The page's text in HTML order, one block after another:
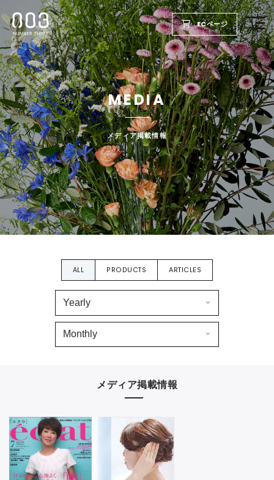
ECページ
MEDIA
メディア掲載情報
ALL PRODUCTS ARTICLES
メディア掲載情報
TOP
PRODUCTS
WELLBEING REPORT
FOR SALON
COMPANY